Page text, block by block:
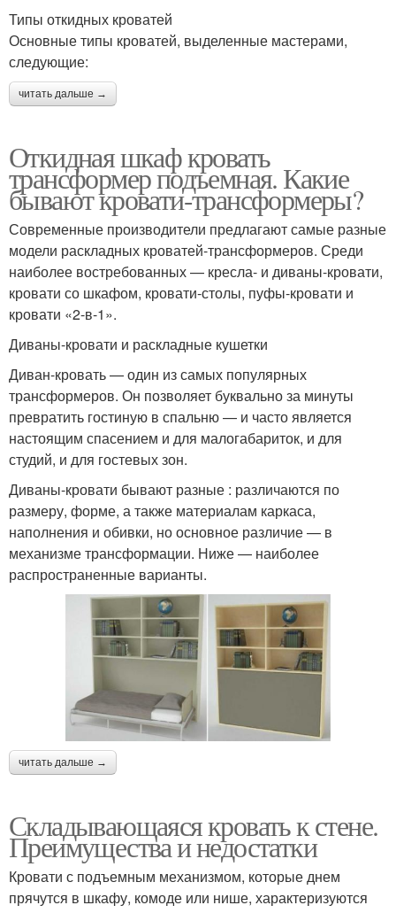
Типы откидных кроватей
Основные типы кроватей, выделенные мастерами,
следующие:
читать дальше →
Откидная шкаф кровать
трансформер подъемная. Какие
бывают кровати-трансформеры?
Современные производители предлагают самые разные
модели раскладных кроватей-трансформеров. Среди
наиболее востребованных — кресла- и диваны-кровати,
кровати со шкафом, кровати-столы, пуфы-кровати и
кровати «2-в-1».
Диваны-кровати и раскладные кушетки
Диван-кровать — один из самых популярных
трансформеров. Он позволяет буквально за минуты
превратить гостиную в спальню — и часто является
настоящим спасением и для малогабариток, и для
студий, и для гостевых зон.
Диваны-кровати бывают разные : различаются по
размеру, форме, а также материалам каркаса,
наполнения и обивки, но основное различие — в
механизме трансформации. Ниже — наиболее
распространенные варианты.
читать дальше →
Складывающаяся кровать к стене.
Преимущества и недостатки
Кровати с подъемным механизмом, которые днем
прячутся в шкафу, комоде или нише, характеризуются